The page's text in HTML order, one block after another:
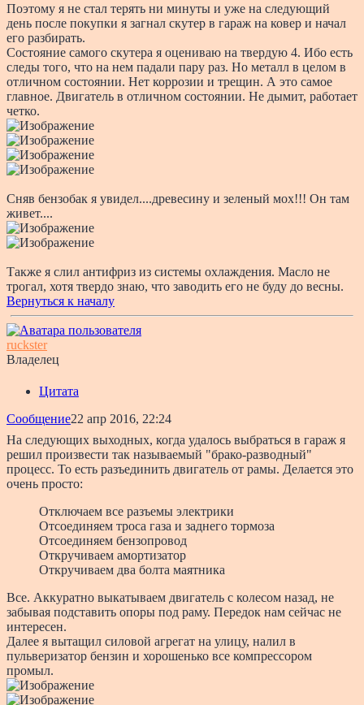
Поэтому я не стал терять ни минуты и уже на следующий
день после покупки я загнал скутер в гараж на ковер и начал
его разбирать.
Состояние самого скутера я оцениваю на твердую 4. Ибо есть
следы того, что на нем падали пару раз. Но металл в целом в
отличном состоянии. Нет коррозии и трещин. А это самое
главное. Двигатель в отличном состоянии. Не дымит, работает
четко.
Сняв бензобак я увидел....древесину и зеленый мох!!! Он там
живет....
Также я слил антифриз из системы охлаждения. Масло не
трогал, хотя твердо знаю, что заводить его не буду до весны.
Вернуться к началу
ruckster
Владелец
Цитата
Сообщение22 апр 2016, 22:24
На следующих выходных, когда удалось выбраться в гараж я
решил произвести так называемый "брако-разводный"
процесс. То есть разъединить двигатель от рамы. Делается это
очень просто:
Отключаем все разъемы электрики
Отсоединяем троса газа и заднего тормоза
Отсоединяем бензопровод
Откручиваем амортизатор
Откручиваем два болта маятника
Все. Аккуратно выкатываем двигатель с колесом назад, не
забывая подставить опоры под раму. Передок нам сейчас не
интересен.
Далее я вытащил силовой агрегат на улицу, налил в
пульверизатор бензин и хорошенько все компрессором
промыл.